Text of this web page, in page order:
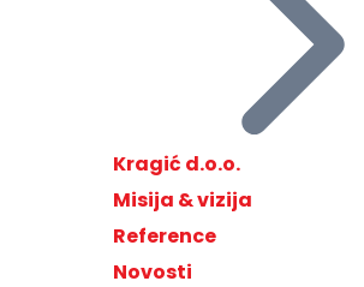
Kragić d.o.o.
Misija & vizija
Reference
Novosti